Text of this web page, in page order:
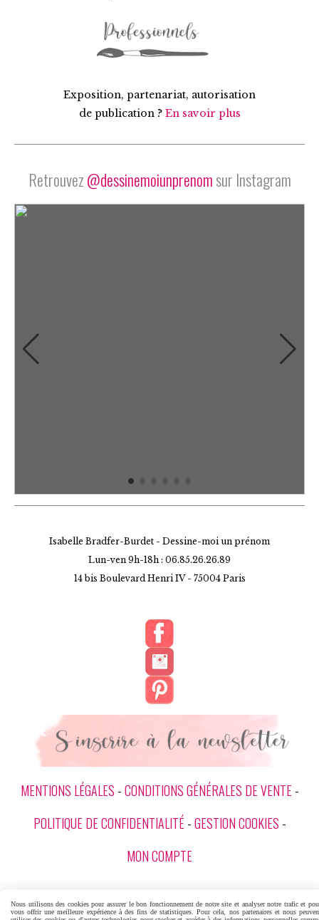
Exposition, partenariat, autorisation
de publication ? En savoir plus
Retrouvez@dessinemoiunprenomsur Instagram
Isabelle Bradfer-Burdet - Dessine-moi un prénom
Lun-ven 9h-18h : 06.85.26.26.89
14 bis Boulevard Henri IV - 75004 Paris
MENTIONS LÉGALES CONDITIONS GÉNÉRALES DE VENTE
POLITIQUE DE CONFIDENTIALITÉ GESTION COOKIES
MON COMPTE
Nous utilisons des cookies pour assurer le bon fonctionnement de notre site et analyser notre trafic et
vous offrir une meilleure expérience à des fins de statistiques. Pour cela, nos partenaires et nous